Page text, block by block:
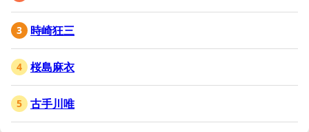
時崎狂三
桜島麻衣
古手川唯